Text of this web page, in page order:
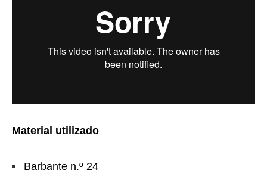
Material utilizado
Barbante n.º 24